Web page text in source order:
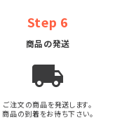
Step 6
商品の発送
local_shipping
ご注文の商品を発送します。
商品の到着をお待ち下さい。